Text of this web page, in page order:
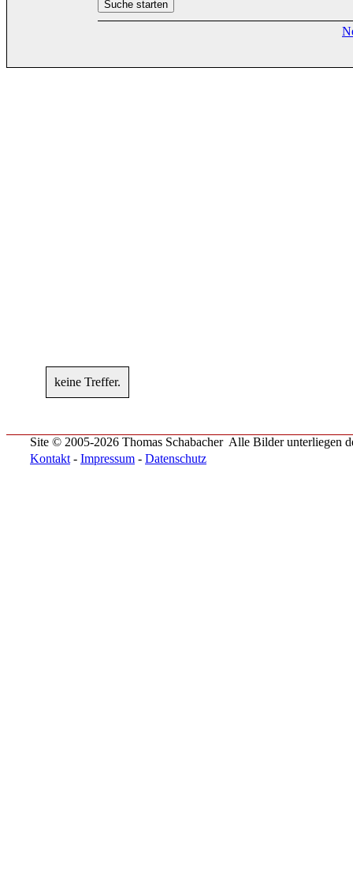
keine Treffer.
Site © 2005-2026 Thomas Schabacher Alle Bilder unterliegen
Kontakt - Impressum - Datenschutz